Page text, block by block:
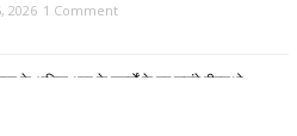
2026 1 Comment
के अधिक आयु के बुजुर्गों के घर जाएंगे बीएलओ